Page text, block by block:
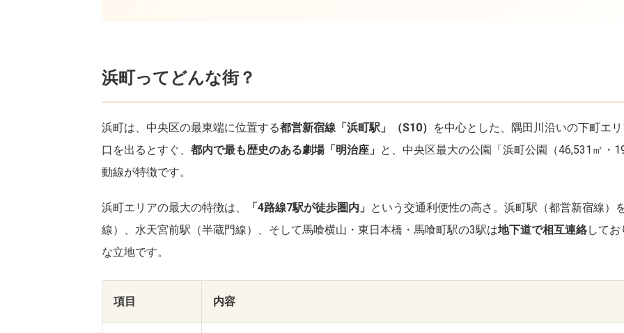
浜町ってどんな街？
浜町は、中央区の最東端に位置する都営新宿線「浜町駅」（S10） を中心とした、隅田川沿いの下町エ
口を出るとすぐ、 都内で最も歴史のある劇場「明治座」 と、中央区最大の公園「浜町公園（46,531㎡・
動線が特徴です。
浜町エリアの最大の特徴は、 「4路線7駅が徒歩圏内」 という交通利便性の高さ。浜町駅（都営新宿線）
線）、水天宮前駅（半蔵門線）、そして馬喰横山・東日本橋・馬喰町駅の3駅は地下道で相互連絡して
な立地です。
項目 内容